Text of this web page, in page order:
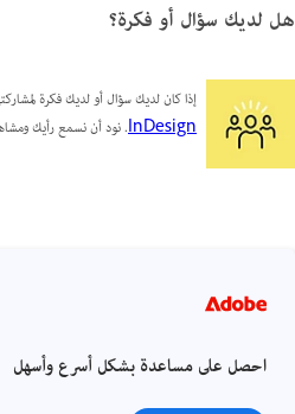
هل لديك سؤال أو فكرة؟
إذا كان لديك سؤال أو لديك فكرة
InDesign. نود أن نسمع رأيك
احصل على مساعدة بشكل أسرع وأسهل